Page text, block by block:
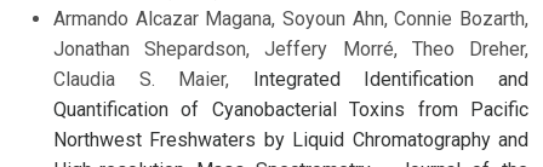
Armando Alcazar Magana, Soyoun Ahn, Connie Bozarth,
Jonathan Shepardson, Jeffery Morré, Theo Dreher,
Claudia S. Maier,
Integrated Identification and
Quantification of Cyanobacterial Toxins from Pacific
Northwest Freshwaters by Liquid Chromatography and